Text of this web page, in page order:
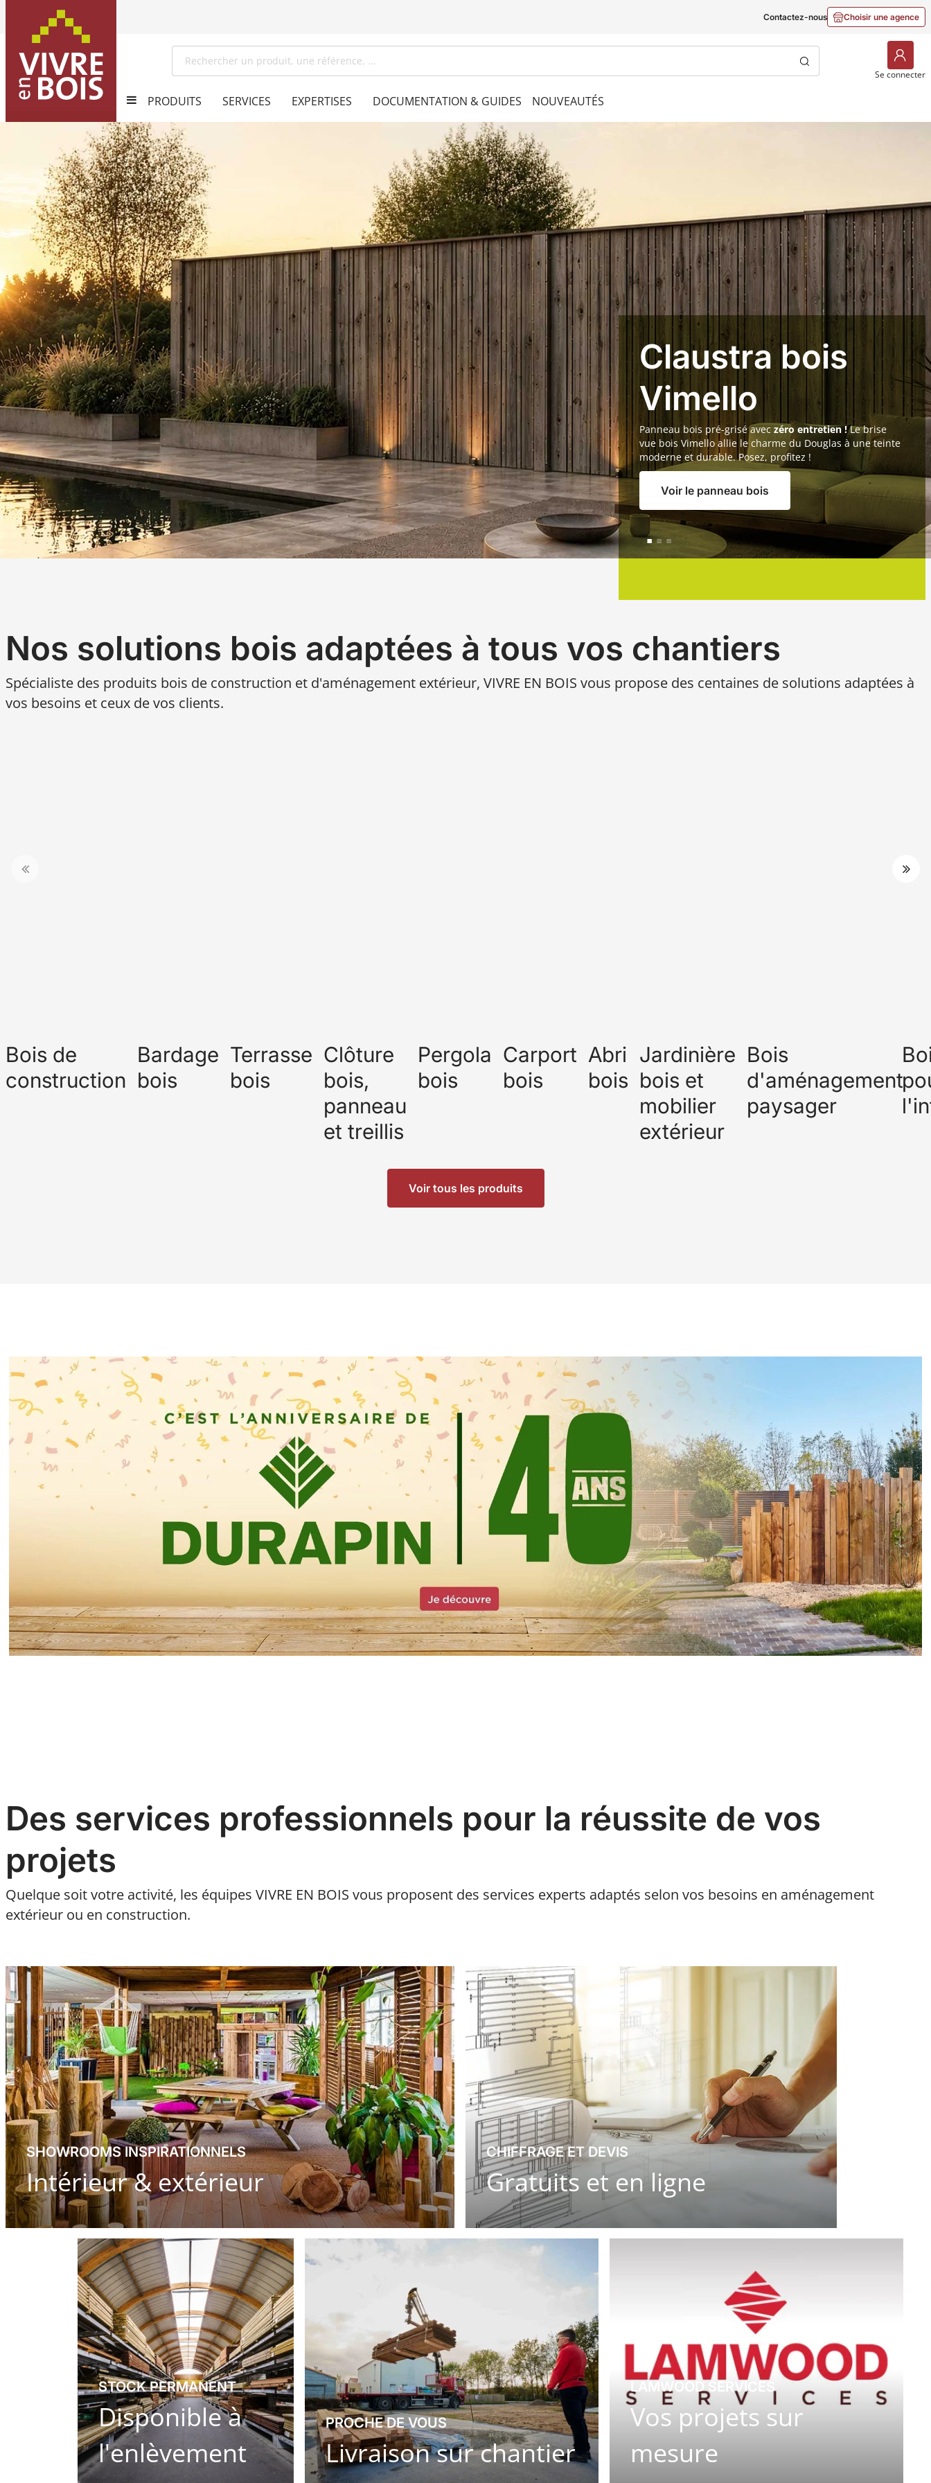
Contactez-nous Choisir une agence
Choisir une agence
Se connecter
PRODUITS SERVICES EXPERTISES DOCUMENTATION & GUIDES NOUVEAUTÉS
Stock de
terrasse bois
disponible !
☀Les beaux jours sont là ! ️C’est la période idéale pour
installer votre terrasse en bois. Lames de terrasse,
lambourdes bois et bien d'autres produits sont disponibles
immédiatement. Profitez de votre terrasse en extérieur pour
cet été !
Voir les terrasses
Nos solutions bois adaptées à tous vos chantiers
Spécialiste des produits bois de construction et d'aménagement extérieur, VIVRE EN BOIS vous propose des centaines de solutions adaptées à
vos besoins et ceux de vos clients.
Bois de
construction
Bardage
bois
Terrasse
bois
Clôture
bois,
panneau
et treillis
Pergola
bois
Carport
bois
Abri
bois
Jardinière
bois et
mobilier
extérieur
Bois
d'aménagement
paysager
Voir tous les produits
Des services professionnels pour la réussite de vos
projets
Quelque soit votre activité, les équipes VIVRE EN BOIS vous proposent des services experts adaptés selon vos besoins en aménagement
extérieur ou en construction.
SHOWROOMS INSPIRATIONNELS
Intérieur & extérieur
CHIFFRAGE ET DEVIS
Gratuits et en ligne
STOCK PERMANENT
Disponible à
l'enlèvement
PROCHE DE VOUS
Livraison sur chantier
LAMWOOD SERVICES
Vos projets sur
mesure